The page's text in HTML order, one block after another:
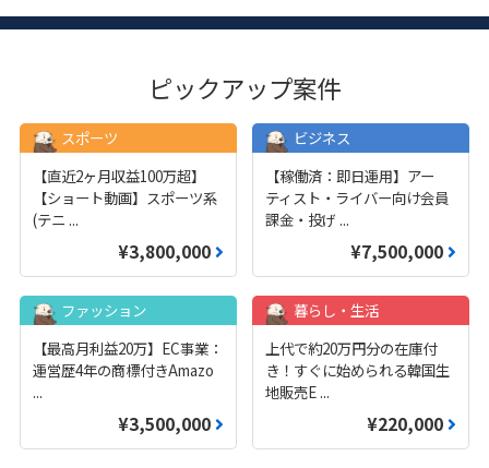
ピックアップ案件
スポーツ
【直近2ヶ月収益100万超】
【ショート動画】スポーツ系
(テニ ...
¥3,800,000
ビジネス
【稼働済：即日運用】アー
ティスト・ライバー向け会員
課金・投げ ...
¥7,500,000
ファッション
【最高月利益20万】EC事業：
運営歴4年の商標付きAmazo
...
¥3,500,000
暮らし・生活
上代で約20万円分の在庫付
き！すぐに始められる韓国生
地販売E ...
¥220,000